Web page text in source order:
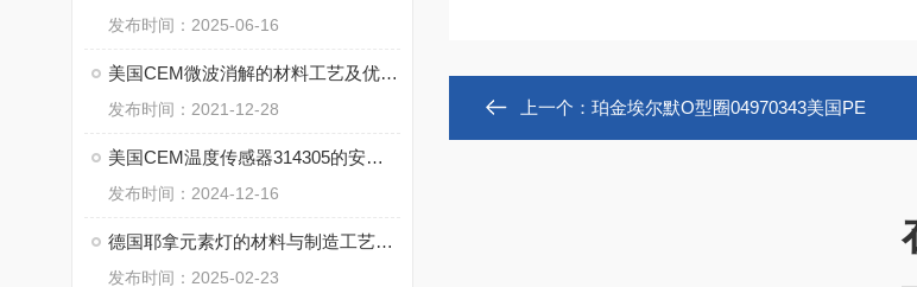
发布时间：2025-06-16
美国CEM微波消解的材料工艺及优势你了解吗
发布时间：2021-12-28
美国CEM温度传感器314305的安装与校准技巧
发布时间：2024-12-16
德国耶拿元素灯的材料与制造工艺分析
发布时间：2025-02-23
上一个： 珀金埃尔默O型圈04970343美国PE